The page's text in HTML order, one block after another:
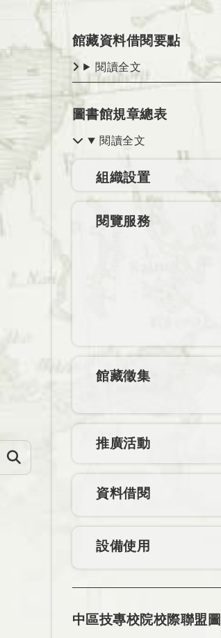
館藏資料借閱要點
閱讀全文
圖書館規章總表
閱讀全文
組織設置
閱覽服務
館藏徵集
推廣活動
資料借閱
設備使用
中區技專校院校際聯盟